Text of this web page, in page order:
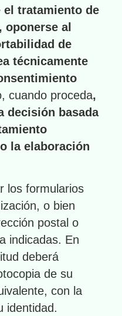
tratamiento de
oponerse al
de
técnicamente
cuando proceda,
decisión basada
la elaboración
los formularios
o bien
postal o
indicadas. En
deberá
de su
con la
identidad.